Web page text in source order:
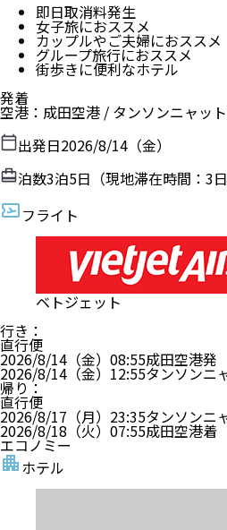
即日取消料発生
女子旅におススメ
カップルやご夫婦におススメ
グループ旅行におススメ
街歩きに便利なホテル
発着
空港 ： 成田空港 / タンソンニャッ
出発日2026/8/14（金）
泊数3泊5日（現地滞在時間： 3
フライト
ベトジェット
行き ：
直行便
2026/8/14（金） 08:55成田空港発
2026/8/14（金） 12:55タンソンニ
帰り ：
直行便
2026/8/17（月） 23:35タンソンニ
2026/8/18（火） 07:55成田空港着
エコノミー
ホテル